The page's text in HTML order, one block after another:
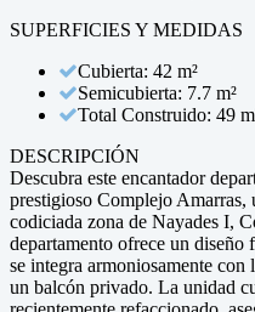
SUPERFICIES Y MEDIDAS
Cubierta: 42 m²
Semicubierta: 7.7 m²
Total Construido: 49
DESCRIPCIÓN
Descubra este encantador
prestigioso Complejo Amarras,
codiciada zona de Nayades I,
departamento ofrece un
se integra armoniosamente
un balcón privado. La unidad